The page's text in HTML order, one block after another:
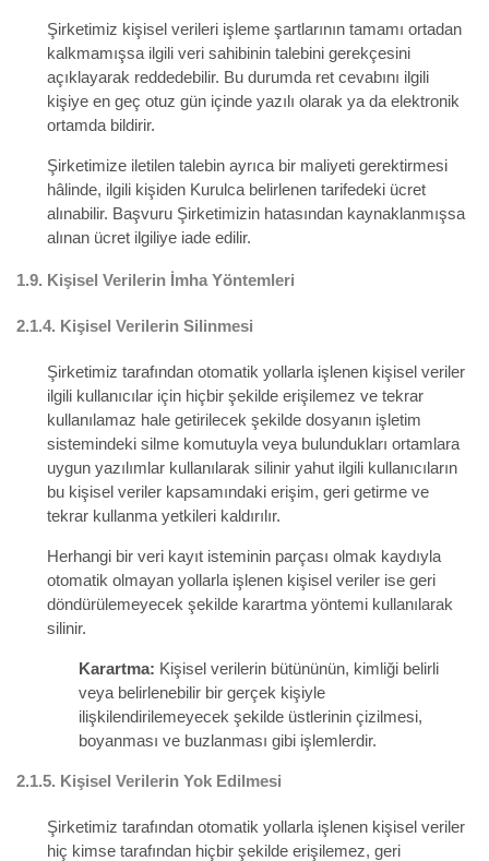
Şirketimiz kişisel verileri işleme şartlarının tamamı ortadan
kalkmamışsa ilgili veri sahibinin talebini gerekçesini
açıklayarak reddedebilir. Bu durumda ret cevabını ilgili
kişiye en geç otuz gün içinde yazılı olarak ya da elektronik
ortamda bildirir.
Şirketimize iletilen talebin ayrıca bir maliyeti gerektirmesi
hâlinde, ilgili kişiden Kurulca belirlenen tarifedeki ücret
alınabilir. Başvuru Şirketimizin hatasından kaynaklanmışsa
alınan ücret ilgiliye iade edilir.
1.9. Kişisel Verilerin İmha Yöntemleri
2.1.4. Kişisel Verilerin Silinmesi
Şirketimiz tarafından otomatik yollarla işlenen kişisel veriler
ilgili kullanıcılar için hiçbir şekilde erişilemez ve tekrar
kullanılamaz hale getirilecek şekilde dosyanın işletim
sistemindeki silme komutuyla veya bulundukları ortamlara
uygun yazılımlar kullanılarak silinir yahut ilgili kullanıcıların
bu kişisel veriler kapsamındaki erişim, geri getirme ve
tekrar kullanma yetkileri kaldırılır.
Herhangi bir veri kayıt isteminin parçası olmak kaydıyla
otomatik olmayan yollarla işlenen kişisel veriler ise geri
döndürülemeyecek şekilde karartma yöntemi kullanılarak
silinir.
Karartma: Kişisel verilerin bütününün, kimliği belirli
veya belirlenebilir bir gerçek kişiyle
ilişkilendirilemeyecek şekilde üstlerinin çizilmesi,
boyanması ve buzlanması gibi işlemlerdir.
2.1.5. Kişisel Verilerin Yok Edilmesi
Şirketimiz tarafından otomatik yollarla işlenen kişisel veriler
hiç kimse tarafından hiçbir şekilde erişilemez, geri